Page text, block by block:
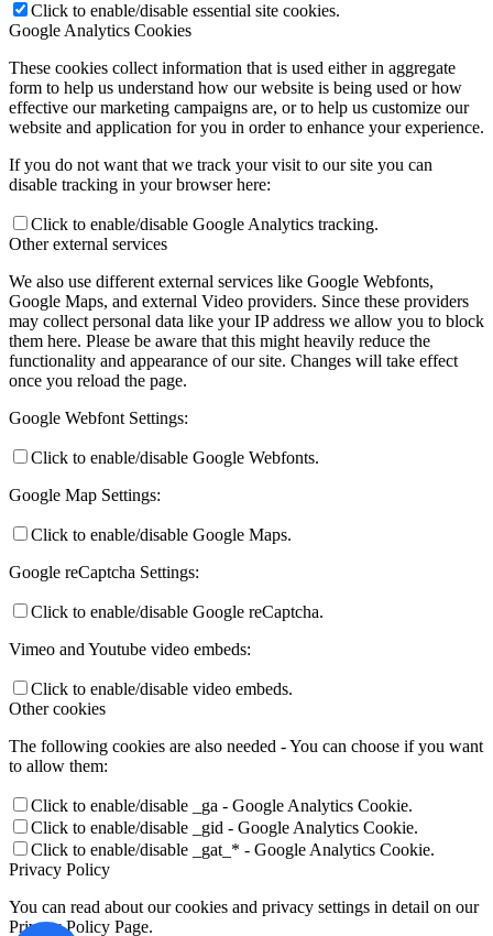
Click to enable/disable essential site cookies.
Google Analytics Cookies
These cookies collect information that is used either in aggregate
form to help us understand how our website is being used or how
effective our marketing campaigns are, or to help us customize our
website and application for you in order to enhance your experience.
If you do not want that we track your visit to our site you can
disable tracking in your browser here:
Click to enable/disable Google Analytics tracking.
Other external services
We also use different external services like Google Webfonts,
Google Maps, and external Video providers. Since these providers
may collect personal data like your IP address we allow you to block
them here. Please be aware that this might heavily reduce the
functionality and appearance of our site. Changes will take effect
once you reload the page.
Google Webfont Settings:
Click to enable/disable Google Webfonts.
Google Map Settings:
Click to enable/disable Google Maps.
Google reCaptcha Settings:
Click to enable/disable Google reCaptcha.
Vimeo and Youtube video embeds:
Click to enable/disable video embeds.
Other cookies
The following cookies are also needed - You can choose if you want
to allow them:
Click to enable/disable _ga - Google Analytics Cookie.
Click to enable/disable _gid - Google Analytics Cookie.
Click to enable/disable _gat_* - Google Analytics Cookie.
Privacy Policy
You can read about our cookies and privacy settings in detail on our
Privacy Policy Page.